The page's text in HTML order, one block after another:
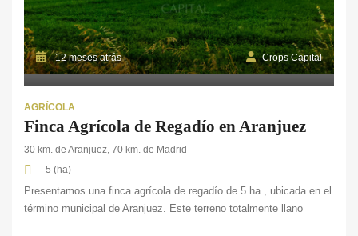
12 meses atrás Crops Capital
AGRÍCOLA
Finca Agrícola de Regadío en Aranjuez
30 km. de Aranjuez, 70 km. de Madrid
5 (ha)
Presentamos una finca agrícola de regadío de 5 ha., ubicada en el
término municipal de Aranjuez. Este terreno totalmente llano